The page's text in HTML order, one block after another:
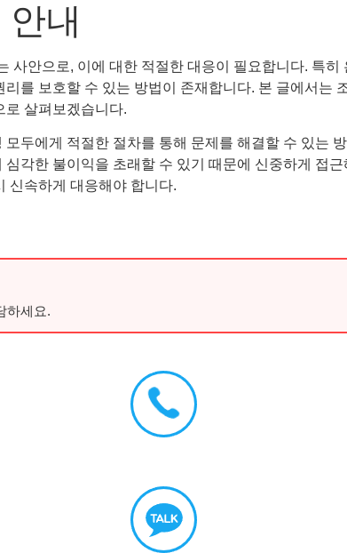
내
사안으로, 이에 대한 적절한 대응이 필요합니다. 특
를 보호할 수 있는 방법이 존재합니다. 본 글에서는
로 살펴보겠습니다.
두에게 적절한 절차를 통해 문제를 해결할 수 있는
각한 불이익을 초래할 수 있기 때문에 신중하게 접
신속하게 대응해야 합니다.
하세요.